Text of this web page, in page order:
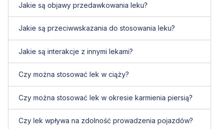
Jakie są objawy przedawkowania leku?
Jakie są przeciwwskazania do stosowania leku?
Jakie są interakcje z innymi lekami?
Czy można stosować lek w ciąży?
Czy można stosować lek w okresie karmienia piersią?
Czy lek wpływa na zdolność prowadzenia pojazdów?